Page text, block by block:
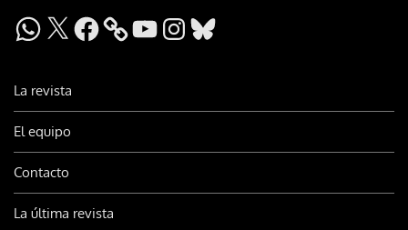
WhatsApp
X Facebook YouTubeInstagram
Bluesky
La revista
El equipo
Contacto
La última revista